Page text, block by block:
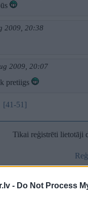
- Do Not Process
2009, 20:38
2009, 20:07
pretiigs
[41-51]
Tikai reģistrēti lietotāji